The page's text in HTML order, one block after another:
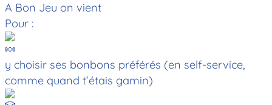
A Bon Jeu on vient
Pour :
y choisir ses bonbons préférés (en self-service,
comme quand t’étais gamin)